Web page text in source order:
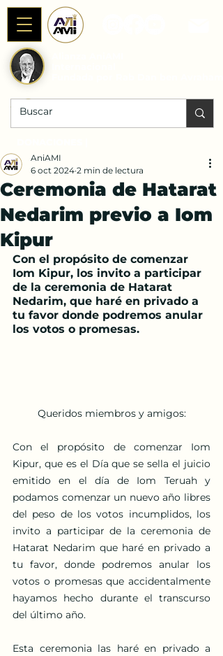
Ceremonia de Hatarat
Nedarim previo a Iom
Kipur
AniAMI
6 oct 2024 2 min de lectura
Con el propósito de comenzar
Iom Kipur, los invito a participar
de la ceremonia de Hatarat
Nedarim, que haré en privado a
tu favor donde podremos anular
los votos o promesas.
Queridos miembros y amigos:
Con el propósito de comenzar Iom
Kipur, que es el Día que se sella el juicio
emitido en el día de Iom Teruah y
podamos comenzar un nuevo año libres
del peso de los votos incumplidos, los
invito a participar de la ceremonia de
Hatarat Nedarim que haré en privado a
tu favor, donde podremos anular los
votos o promesas que accidentalmente
hayamos hecho durante el transcurso
del último año.
Esta ceremonia las haré en privado a